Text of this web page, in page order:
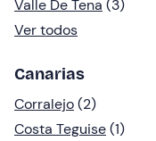
Valle De Tena (3)
Ver todos
Canarias
Corralejo(2)
Costa Teguise(1)